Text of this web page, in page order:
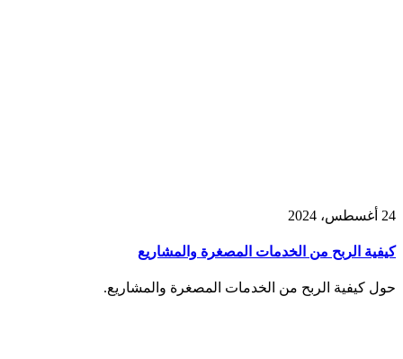
24 أغسطس، 2024
كيفية الربح من الخدمات المصغرة والمشاريع
حول كيفية الربح من الخدمات المصغرة والمشاريع.